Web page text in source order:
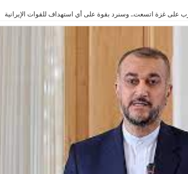
على غزة اتسعت.. وسنرد بقوة على أي استهداف للقوات الإيرانية